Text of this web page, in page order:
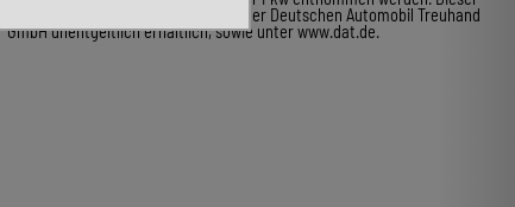
ist an allen Verkaufsstellen und bei der Deutschen Automobil Treuhand
GmbH unentgeltlich erhältlich, sowie unter www.dat.de.